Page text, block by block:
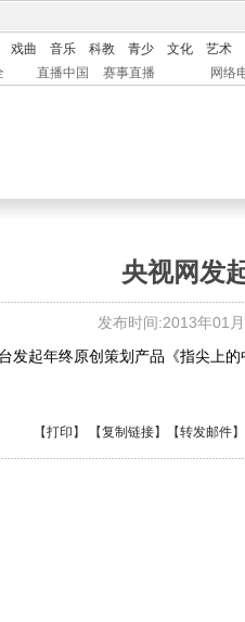
戏曲 音乐 科教 青少 文化
艺术
直播中国 赛事直播 网络
央视网发
发布时间:2013年01
起年终原创策划产品《指尖上的
【打印 】 【复制链接】【转发邮件